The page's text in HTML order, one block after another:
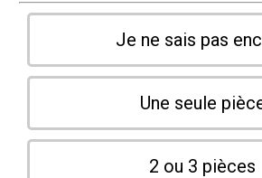
Je ne sais pas
Une seule
2 ou 3 pièces